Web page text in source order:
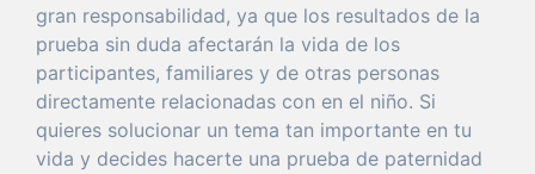
gran responsabilidad, ya que los resultados de la
prueba sin duda afectarán la vida de los
participantes, familiares y de otras personas
directamente relacionadas con en el niño. Si
quieres solucionar un tema tan importante en tu
vida y decides hacerte una prueba de paternidad